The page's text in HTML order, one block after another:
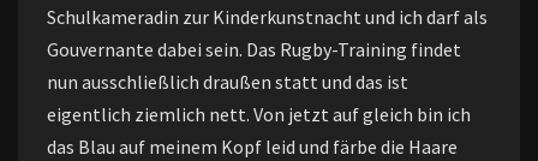
Schulkameradin zur Kinderkunstnacht und ich darf als
Gouvernante dabei sein. Das Rugby-Training findet
nun ausschließlich draußen statt und das ist
eigentlich ziemlich nett. Von jetzt auf gleich bin ich
das Blau auf meinem Kopf leid und färbe die Haare